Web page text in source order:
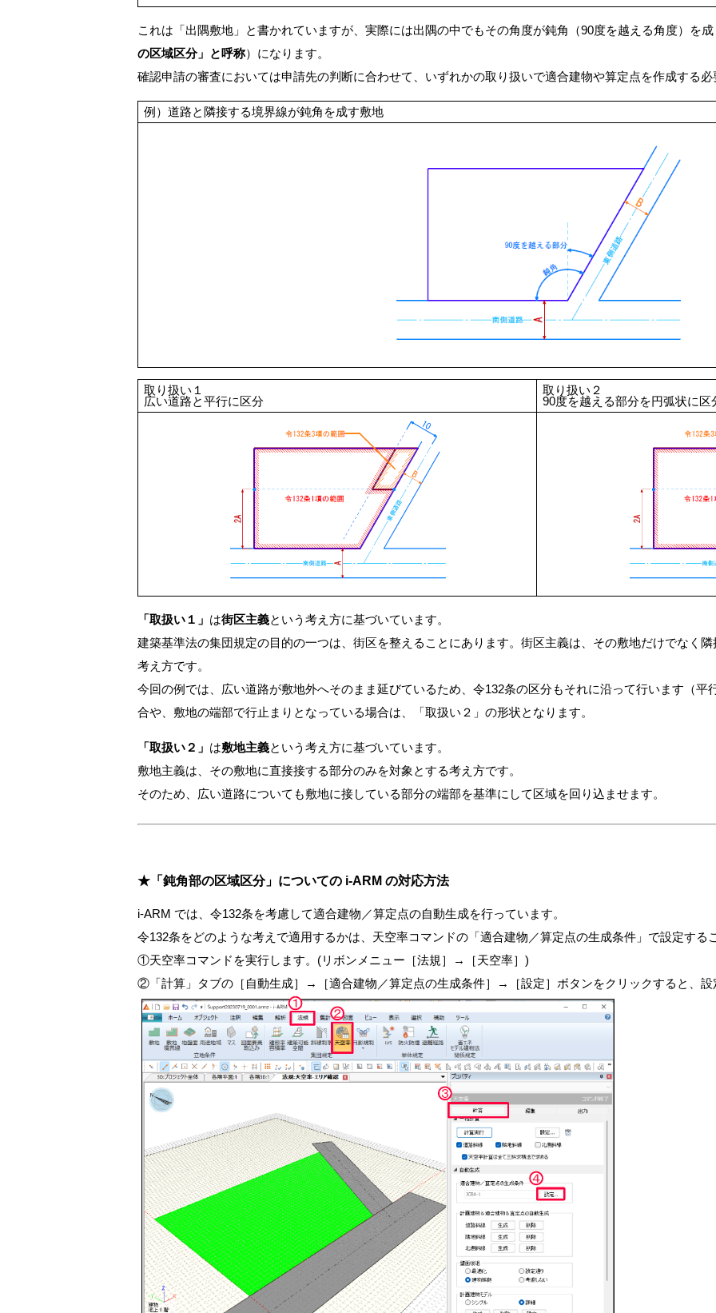
これは「出隅敷地」と書かれていますが、実際には出隅の中でもその角度が鈍角（90度を越える角度）を
の区域区分」と呼称）になります。
確認申請の審査においては申請先の判断に合わせて、いずれかの取り扱いで適合建物や算定点を作成する
例）道路と隣接する境界線が鈍角を成す敷地
取り扱い１
広い道路と平行に区分
取り扱い２
90度を越える部分を円弧状に区
「取扱い１」 は街区主義という考え方に基づいています。
建築基準法の集団規定の目的の一つは、街区を整えることにあります。街区主義は、その敷地だけでなく
考え方です。
今回の例では、広い道路が敷地外へそのまま延びているため、令132条の区分もそれに沿って行います（平
合や、敷地の端部で行止まりとなっている場合は、「取扱い２」の形状となります。
「取扱い２」 は敷地主義という考え方に基づいています。
敷地主義は、その敷地に直接接する部分のみを対象とする考え方です。
そのため、広い道路についても敷地に接している部分の端部を基準にして区域を回り込ませます。
★「鈍角部の区域区分」についての i-ARM の対応方法
i-ARM では、令132条を考慮して適合建物／算定点の自動生成を行っています。
令132条をどのような考えで適用するかは、天空率コマンドの「適合建物／算定点の生成条件」で設定する
①天空率コマンドを実行します。(リボンメニュー［法規］→［天空率］)
②「計算」タブの［自動生成］→［適合建物／算定点の生成条件］→［設定］ボタンをクリックすると、設